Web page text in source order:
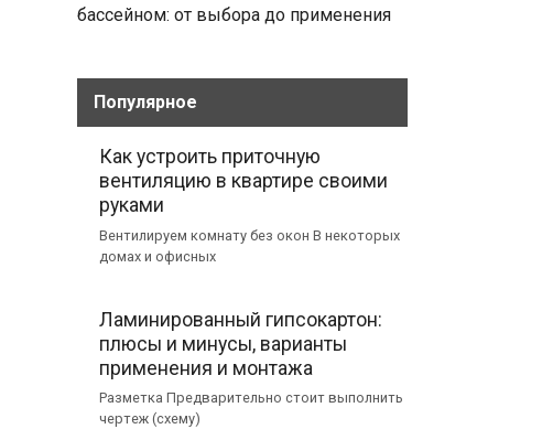
бассейном: от выбора до применения
Популярное
Как устроить приточную
вентиляцию в квартире своими
руками
Вентилируем комнату без окон В некоторых
домах и офисных
Ламинированный гипсокартон:
плюсы и минусы, варианты
применения и монтажа
Разметка Предварительно стоит выполнить
чертеж (схему)